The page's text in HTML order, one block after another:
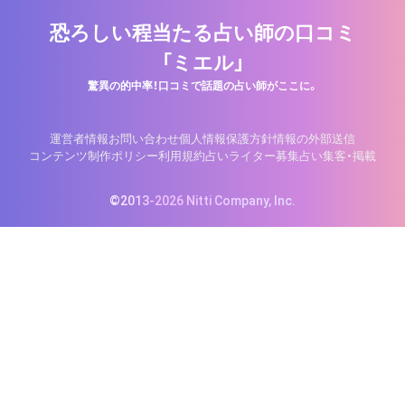
恐ろしい程当たる占い師の口コミ
「ミエル」
驚異の的中率！口コミで話題の占い師がここに。
運営者情報お問い合わせ個人情報保護方針情報の外部送信
コンテンツ制作ポリシー利用規約占いライター募集占い集客・掲載
©2013-2026 Nitti Company, Inc.